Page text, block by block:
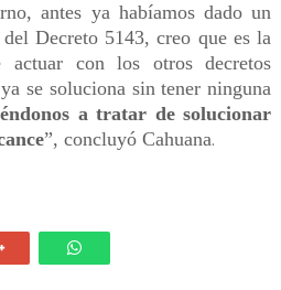
antes ya habíamos dado un
Decreto 5143, creo que es la
actuar con los otros decretos
se soluciona sin tener ninguna
a tratar de solucionar
”, concluyó Cahuana.